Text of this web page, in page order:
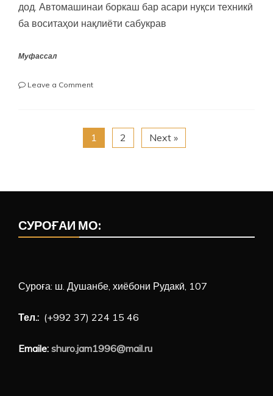
дод. Автомашинаи боркаш бар асари нуқси техникӣ
ба воситаҳои нақлиёти сабукрав
Муфассал
Leave a Commenton
ХОНАВОДАИ
ҲАЛОКШУДАГОНИ
КӮЛОБ
1 2 Next »
СУРОҒАИ МО:
Суроға: ш. Душанбе, хиёбони Рудакӣ, 107
Тел.: (+992 37) 224 15 46
Emaile: shuro.jam1996@mail.ru